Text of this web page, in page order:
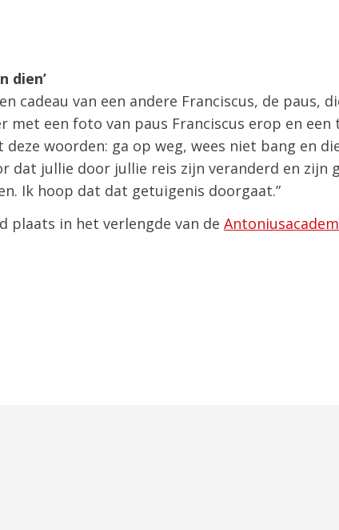
dien’
cadeau van een andere Franciscus, de paus,
met een foto van paus Franciscus erop en
woorden: ga op weg, wees niet bang en
dat jullie door jullie reis zijn veranderd en zijn
Ik hoop dat dat getuigenis doorgaat.”
plaats in het verlengde van de